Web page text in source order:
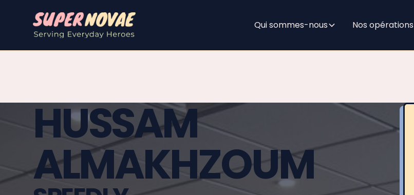
Qui sommes-nous Nos opérations
HUSSAM
ALMAKHZOUM